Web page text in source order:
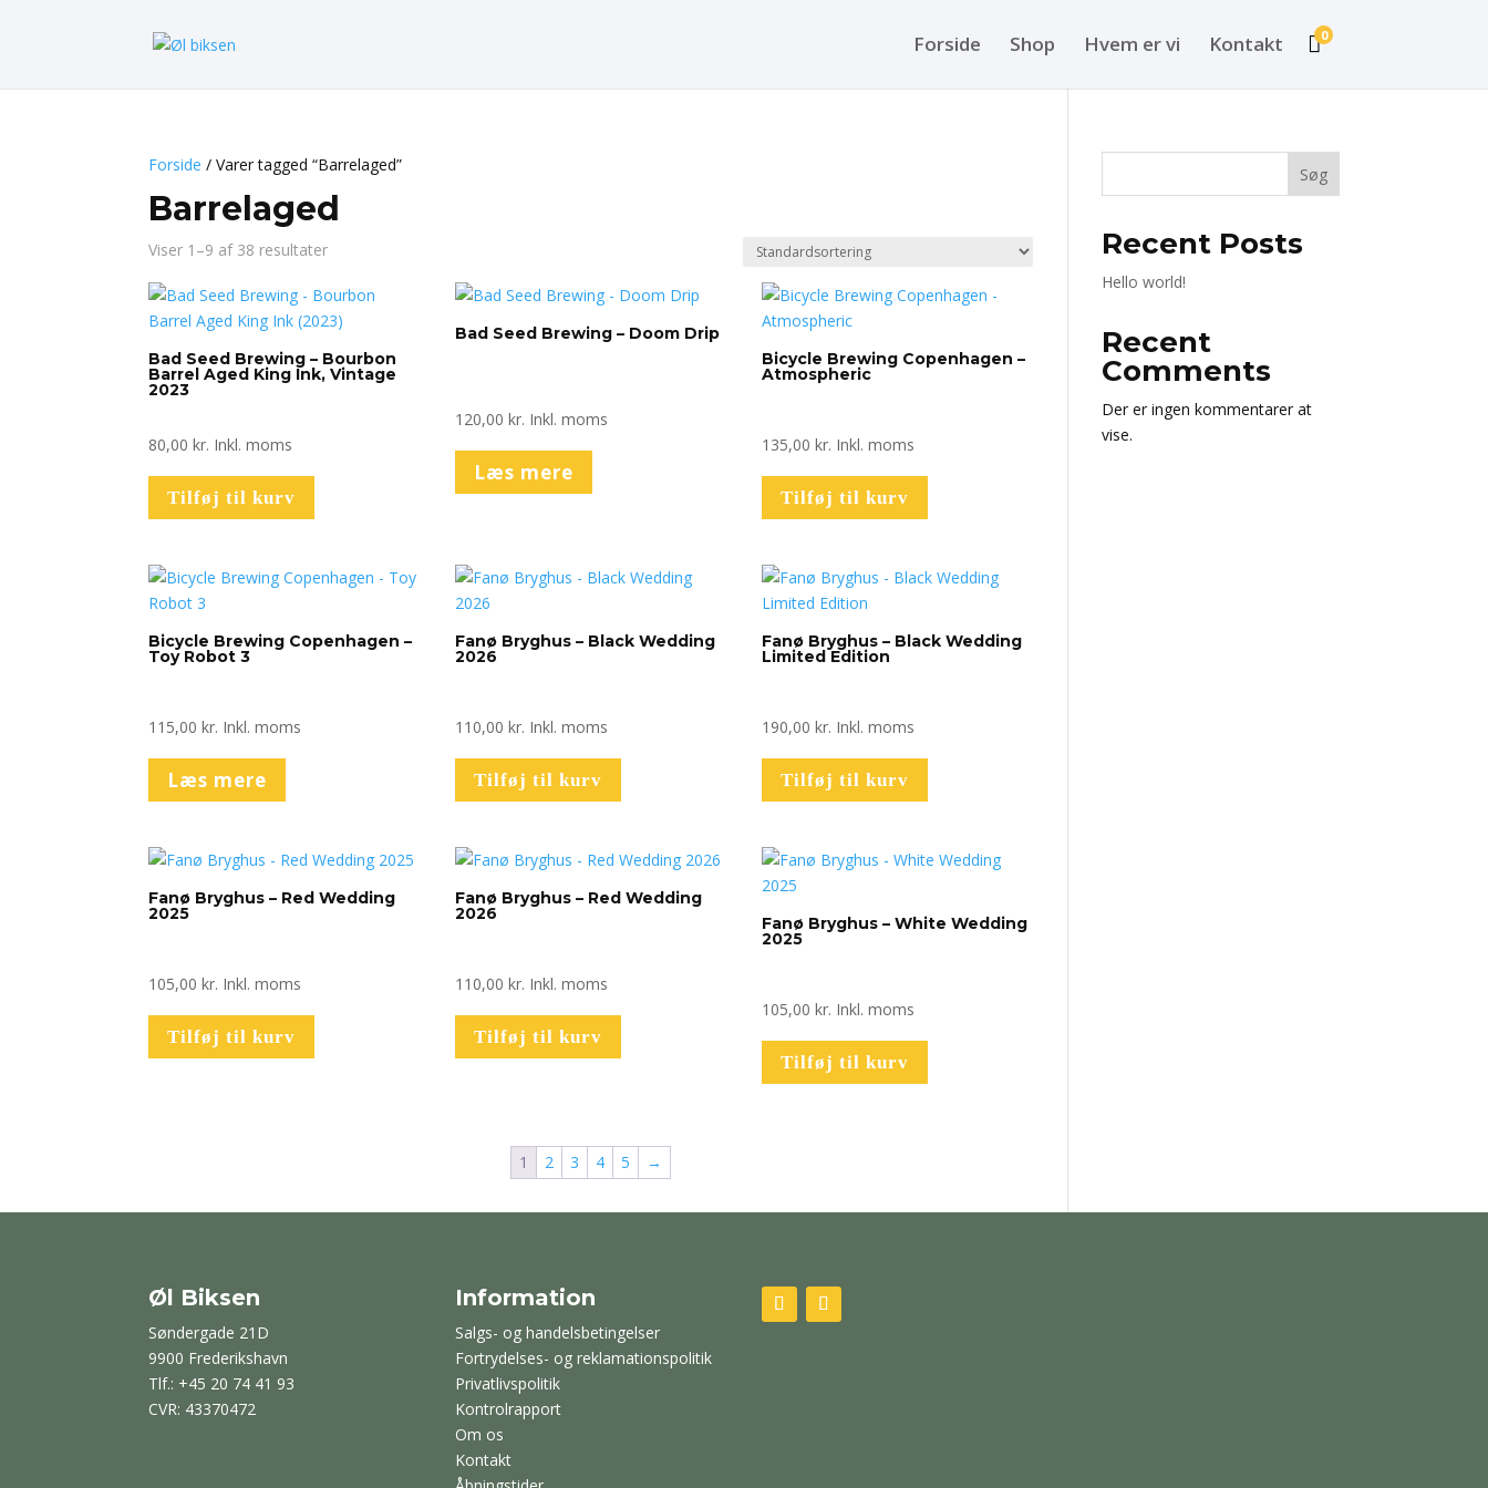
Forside Shop Hvem er vi Kontakt 0
Forside / Varer tagged “Barrelaged”
Barrelaged
Viser 1–9 af 38 resultater
Bad Seed Brewing – Bourbon
Barrel Aged King Ink, Vintage
2023
80,00kr. Inkl. moms
Tilføj til kurv
Bad Seed Brewing – Doom Drip
120,00kr. Inkl. moms
Læs mere
Bicycle Brewing Copenhagen –
Atmospheric
135,00kr. Inkl. moms
Tilføj til kurv
Bicycle Brewing Copenhagen –
Toy Robot 3
115,00kr. Inkl. moms
Læs mere
Fanø Bryghus – Black Wedding
2026
110,00kr. Inkl. moms
Tilføj til kurv
Fanø Bryghus – Black Wedding
Limited Edition
190,00kr. Inkl. moms
Tilføj til kurv
Fanø Bryghus – Red Wedding
2025
105,00kr. Inkl. moms
Tilføj til kurv
Fanø Bryghus – Red Wedding
2026
110,00kr. Inkl. moms
Tilføj til kurv
Fanø Bryghus – White Wedding
2025
105,00kr. Inkl. moms
Tilføj til kurv
1 2 3 4 5 →
Søg
Recent Posts
Hello world!
Recent
Comments
Der er ingen kommentarer at
vise.
Øl Biksen
Søndergade 21D
9900 Frederikshavn
Tlf.: +45 20 74 41 93
CVR: 43370472
Information
Salgs- og handelsbetingelser
Fortrydelses- og reklamationspolitik
Privatlivspolitik
Kontrolrapport
Om os
Kontakt